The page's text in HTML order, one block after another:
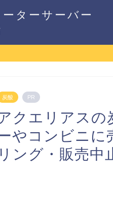
ターサーバー
炭酸 PR
クエリアスの
やコンビニに
リング・販売中